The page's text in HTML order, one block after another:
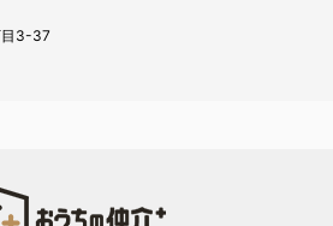
目3-37